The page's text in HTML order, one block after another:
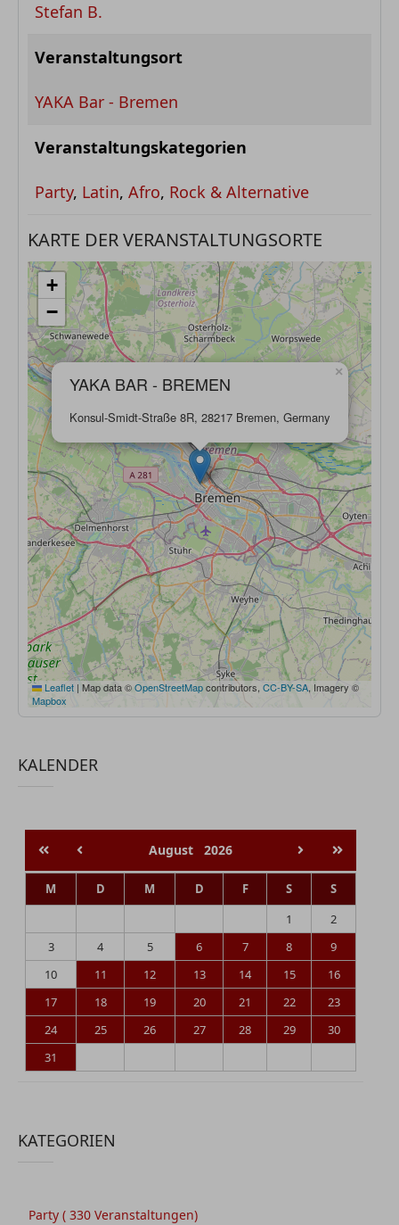
Stefan B.
Veranstaltungsort
YAKA Bar - Bremen
Veranstaltungskategorien
Party, Latin, Afro, Rock & Alternative
KARTE DER VERANSTALTUNGSORTE
YAKA BAR - BREMEN
Konsul-Smidt-Straße 8R, 28217 Bremen, Germany
×
+
−
Leaflet | Map data ©OpenStreetMapcontributors, CC-BY-SA, Imagery ©
Mapbox
KALENDER
August 2026
M D M D F S
S
1
2
3
4 5 6 7 8
9
10
11 12 13 14 15
16
17
18 19 20 21 22
23
24
25 26 27 28 29
30
31
KATEGORIEN
Party ( 330 Veranstaltungen)